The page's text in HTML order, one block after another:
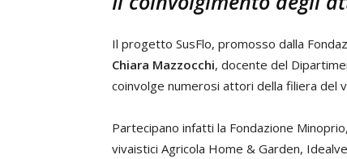
Il progetto SusFlo, promosso dalla
Chiara Mazzocchi, docente del
coinvolge numerosi attori della filiera del
Partecipano infatti la Fondazione
vivaistici Agricola Home & Garden,